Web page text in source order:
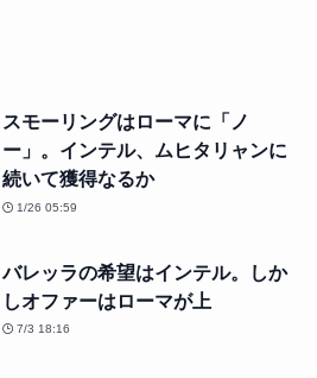
スモーリングはローマに「ノ
ー」。インテル、ムヒタリャンに
続いて獲得なるか
1/26 05:59
バレッラの希望はインテル。しか
しオファーはローマが上
7/3 18:16